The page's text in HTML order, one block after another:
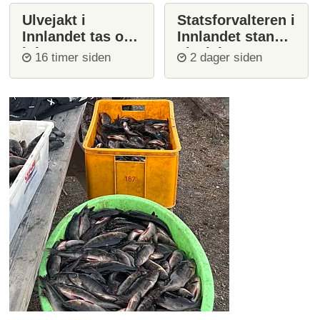
Ulvejakt i
Innlandet tas opp
igjen
16 timer siden
Statsforvalteren i
Innlandet stanser
ulvejakt
2 dager siden